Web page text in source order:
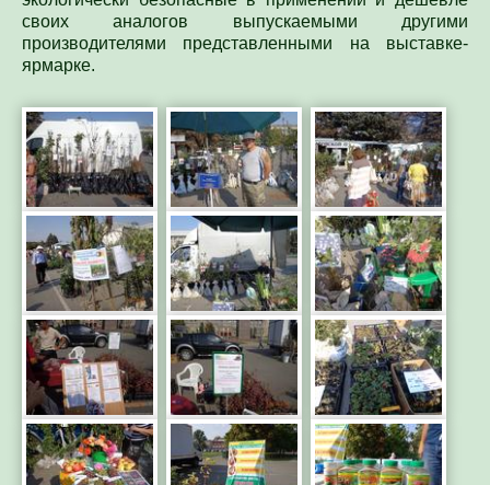
своих аналогов выпускаемыми другими
производителями представленными на выставке-
ярмарке.